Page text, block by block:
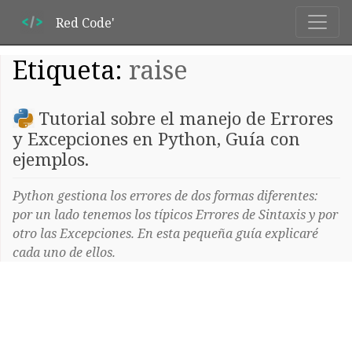
Red Code'
Etiqueta: raise
Tutorial sobre el manejo de Errores
y Excepciones en Python, Guía con
ejemplos.
Python gestiona los errores de dos formas diferentes:
por un lado tenemos los típicos Errores de Sintaxis y por
otro las Excepciones. En esta pequeña guía explicaré
cada uno de ellos.